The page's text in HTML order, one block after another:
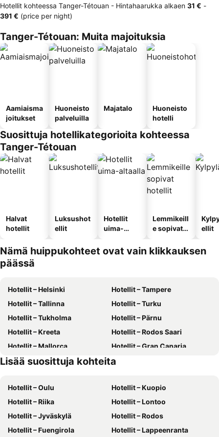
Hotellit kohteessa Tanger-Tétouan - Hintahaarukka alkaen ‎31 € -
‎391 € (price per night)
Tanger-Tétouan: Muita majoituksia
Aamiaisma
joitukset
Huoneisto
palveluilla
Majatalo
Huoneisto
hotelli
Suosittuja hotellikategorioita kohteessa
Tanger-Tétouan
Halvat
hotellit
Luksushot
ellit
Hotellit
uima-
Lemmikeill
e sopivat
ellit
Nämä huippukohteet ovat vain klikkauksen
päässä
Hotellit – Helsinki
Hotellit – Tampere
Hotellit – Tallinna
Hotellit – Turku
Hotellit – Tukholma
Hotellit – Pärnu
Hotellit – Kreeta
Hotellit – Rodos Saari
Hotellit – Mallorca
Hotellit – Gran Canaria
Hotellit – Phuket
Hotellit – Suomi
Lisää suosittuja kohteita
Hotellit – Oulu
Hotellit – Kuopio
Hotellit – Riika
Hotellit – Lontoo
Hotellit – Jyväskylä
Hotellit – Rodos
Hotellit – Fuengirola
Hotellit – Lappeenranta